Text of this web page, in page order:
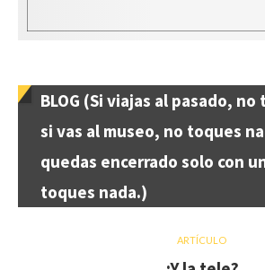
BLOG (Si viajas al pasado,
si vas al museo, no toques
quedas encerrado solo con
toques nada.)
ARTÍCULO